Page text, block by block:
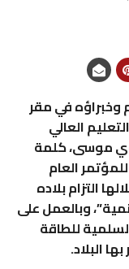
وخبراؤه في مقر
العالي
موسى، كلمة
العام
التزام بلاده
وبالعمل على
للطاقة
البلاد.